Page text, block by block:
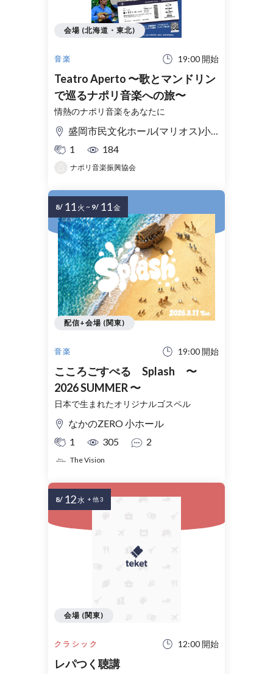
音楽 19:00 開始
Teatro Aperto 〜歌とマンドリン
で巡るナポリ音楽への旅〜
情熱のナポリ音楽をあなたに
盛岡市民文化ホール(マリオス)小ホール
1
184
ナポリ音楽振興協会
会場 (北海道・東北)
音楽 19:00 開始
こころごすぺる Splash 〜
2026 SUMMER 〜
日本で生まれたオリジナルゴスペル
なかのZERO 小ホール
1
305 2
The Vision
配信+会場 (関東)
8/ 11 火 ~ 9/ 11金
クラシック 12:00 開始
レパつく聴講
会場 (関東)
8/ 12水 + 他 3